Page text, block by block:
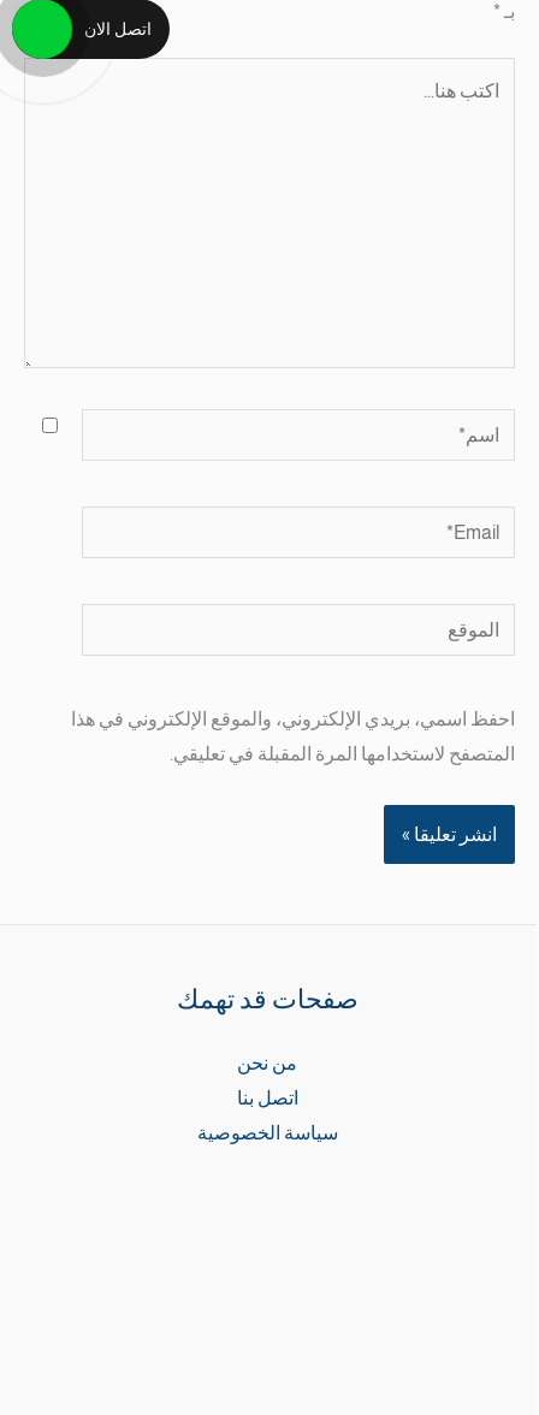
بـ *
اسم*
Email*
الموقع
احفظ اسمي، بريدي الإلكتروني، والموقع الإلكتروني في هذا
المتصفح لاستخدامها المرة المقبلة في تعليقي.
صفحات قد تهمك
من نحن
اتصل بنا
سياسة الخصوصية
اتصل الان